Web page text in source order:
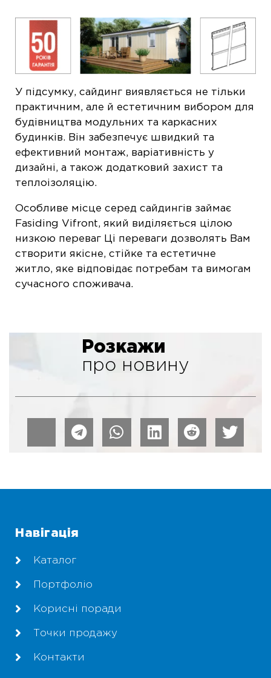
У підсумку, сайдинг виявляється не тільки
практичним, але й естетичним вибором для
будівництва модульних та каркасних
будинків. Він забезпечує швидкий та
ефективний монтаж, варіативність у
дизайні, а також додатковий захист та
теплоізоляцію.
Особливе місце серед сайдингів займає
Fasiding Vifront, який виділяється цілою
низкою переваг Ці переваги дозволять Вам
створити якісне, стійке та естетичне
житло, яке відповідає потребам та вимогам
сучасного споживача.
Розкажи
про новину
Навігація
Каталог
Портфоліо
Корисні поради
Точки продажу
Контакти